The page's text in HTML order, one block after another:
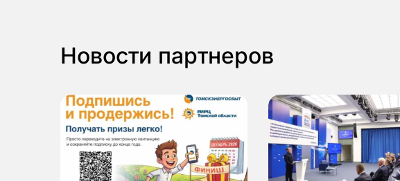
Новости партнеров